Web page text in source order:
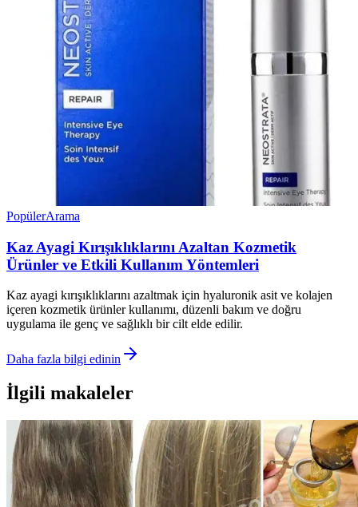
PopülerArama
Kaz Ayagi Kırışıklıklarını Azaltan Kozmetik
Ürünler ve Etkili Kullanım Yöntemleri
Kaz ayagi kırışıklıklarını azaltmak için hyaluronik asit ve kolajen
içeren kozmetik ürünler kullanımı, düzenli bakım ve doğru
uygulama ile genç ve sağlıklı bir cilt elde edilir.
Daha fazla bilgi edinin
İlgili makaleler